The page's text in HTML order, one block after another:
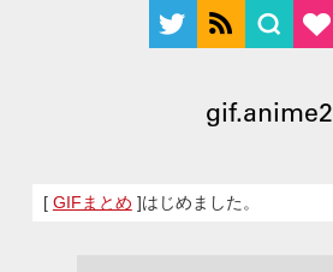
gif.anime2
[ GIFまとめ ]はじめました。